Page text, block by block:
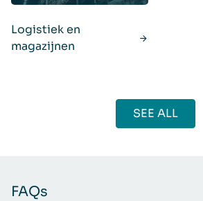
Logistiek en
magazijnen
SEE ALL
FAQs